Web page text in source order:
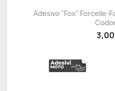
Adesivo "Fox" Forcelle-